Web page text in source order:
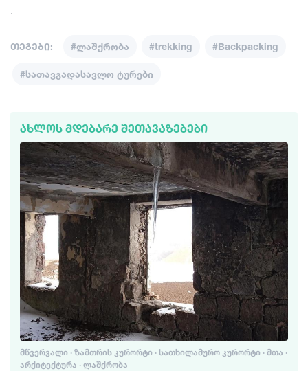
.
თეგები: #ლაშქრობა #trekking #Backpacking
#სათავგადასავლო ტურები
ᲐᲮᲚᲝᲡ ᲛᲓᲔᲑᲐᲠᲔ ᲨᲔᲗᲐᲕᲐᲖᲔᲑᲔᲑᲘ
ᲛᲬᲕᲔᲠᲕᲐᲚᲘ · ᲖᲐᲛᲗᲠᲘᲡ ᲙᲣᲠᲝᲠᲢᲘ · ᲡᲐᲗᲮᲘᲚᲐᲛᲣᲠᲝ ᲙᲣᲠᲝᲠᲢᲘ · ᲛᲗᲐ ·
ᲐᲠᲥᲘᲢᲔᲥᲢᲣᲠᲐ · ᲚᲐᲨᲥᲠᲝᲑᲐ